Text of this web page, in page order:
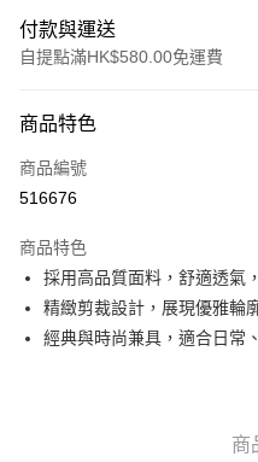
付款與運送
自提點滿HK$580.00免運費
信用卡
Apple Pay
AlipayHK
PayMe
商品特色
商品編號
516676
商品特色
採用高品質面料，舒適透氣
精緻剪裁設計，展現優雅輪
經典與時尚兼具，適合日常
商